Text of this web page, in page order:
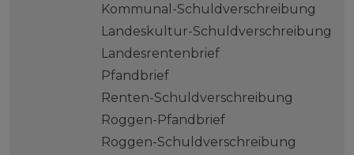
Kommunal-Schuldverschreibung
Landeskultur-Schuldverschreibung
Landesrentenbrief
Pfandbrief
Renten-Schuldverschreibung
Roggen-Pfandbrief
Roggen-Schuldverschreibung